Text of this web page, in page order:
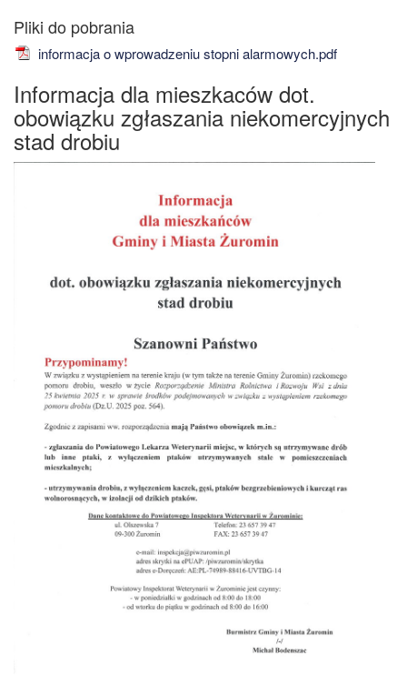
informacja o wprowadzeniu stopni alarmowych.pdf
Informacja dla mieszkaców dot.
obowiązku zgłaszania niekomercyjnych
stad drobiu